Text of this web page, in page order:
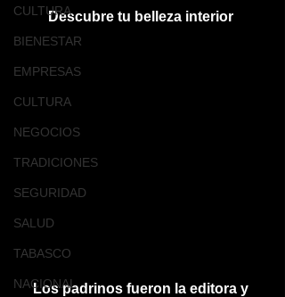
CULTURA
BIENESTAR
EMPRESAS
CULTURA
NEGOCIOS
TRADICIONES
SEGURIDAD
SALUD
TABASCO
NACIONAL
Descubre tu belleza interior
Los padrinos fueron la editora y